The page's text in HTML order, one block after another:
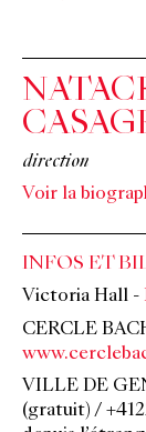
direction
Voir la
INFOS ET
Victoria Hall -
CERCLE
VILLE DE
(gratuit) /